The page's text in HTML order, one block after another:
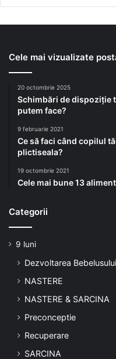
Cele mai vizualizate
20 octombrie 2025
Schimbări de dispoziție
putem face?
9 februarie 2021
Ce să faci când copilul
plictiseala?
19 octombrie 2021
Cele mai bune 13
Categorii
9 luni
Dezvoltarea Bebelusului
NASTERE
NASTERE & SARCINA
Preconceptie
Recuperare
SARCINA